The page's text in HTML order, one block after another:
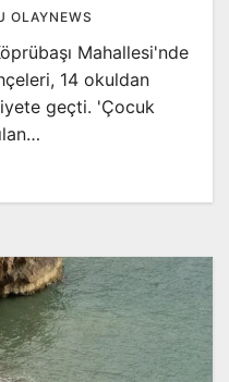
OLAYNEWS
Mahallesi'nde
14 okuldan
geçti. 'Çocuk